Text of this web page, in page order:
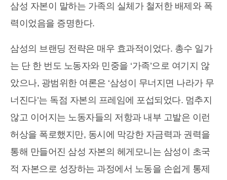
삼성 자본이 말하는 가족의 실체가 철저한 배제와 폭
력이었음을 증명한다.
삼성의 브랜딩 전략은 매우 효과적이었다. 총수 일가
는 단 한 번도 노동자와 민중을 ‘가족’으로 여기지 않
았으나, 광범위한 여론은 ‘삼성이 무너지면 나라가 무
너진다’는 독점 자본의 프레임에 포섭되었다. 멈추지
않고 이어지는 노동자들의 저항과 내부 고발은 이런
허상을 폭로했지만, 동시에 막강한 자금력과 권력을
통해 만들어진 삼성 자본의 헤게모니는 삼성이 초국
적 자본으로 성장하는 과정에서 노동을 손쉽게 통제